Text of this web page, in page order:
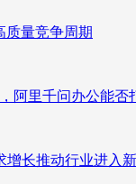
质量竞争周期
阿里千问办公能否
增长推动行业进入